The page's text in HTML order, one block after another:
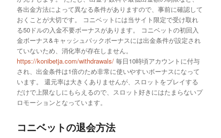
各出金方法によって異なる条件がありますので、事前に確認して
おくことが大切です。 コニベットには当サイト限定で受け取れ
る50ドルの入金不要ボーナスがあります。 コニベットの初回入
金ボーナス&キャッシュバックボーナスには出金条件が設定され
ていないため、消化率が存在しません。
https://konibetja.com/withdrawals/毎日10時頃アカウントに付与
され、出金条件は1倍のため非常に使いやすいボーナスになって
います。 還元率は大きくありませんが、スロットをプレイする
だけで上限なしにもらえるので、スロット好きにはたまらないプ
ロモーションとなっています。
コニベットの退会方法